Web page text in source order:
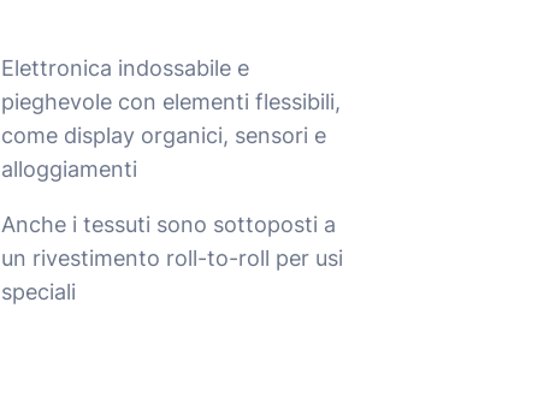
Elettronica indossabile e
pieghevole con elementi flessibili,
come display organici, sensori e
alloggiamenti
Anche i tessuti sono sottoposti a
un rivestimento roll-to-roll per usi
speciali